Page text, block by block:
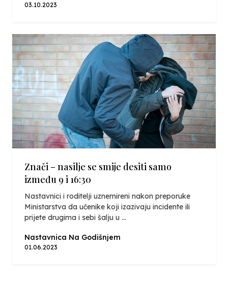
03.10.2023
Znači – nasilje se smije desiti samo
između 9 i 16:30
Nastavnici i roditelji uznemireni nakon preporuke
Ministarstva da učenike koji izazivaju incidente ili
prijete drugima i sebi šalju u ...
Nastavnica Na Godišnjem
01.06.2023